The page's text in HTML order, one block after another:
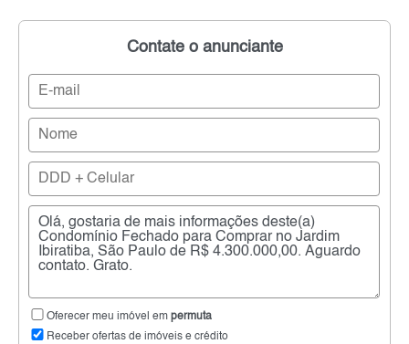
Contate o anunciante
Oferecer meu imóvel em permuta
Receber ofertas de imóveis e crédito